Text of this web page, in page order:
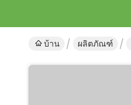
บ้าน ผลิตภัณฑ์